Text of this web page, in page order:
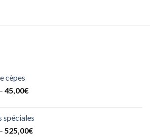
cèpes
– 45,00€
spéciales
– 525,00€